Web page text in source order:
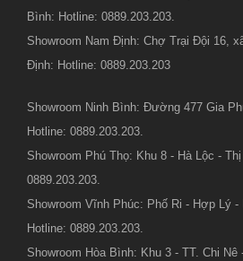
Bình: Hotline: 0889.203.203.
Showroom Nam Định: Chợ Trại Đội 16,
Định: Hotline: 0889.203.203
Showroom Ninh Bình: Đường 477 Gia
Hotline: 0889.203.203.
Showroom Phú Thọ: Khu 8 - Hà Lộc -
0889.203.203.
Showroom Vĩnh Phúc: Phố Ri - Hợp Lý
Hotline: 0889.203.203.
Showroom Hòa Bình: Khu 3 - TT. Chi